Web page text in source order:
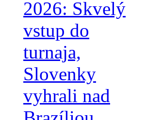
2026: Skvelý
vstup do
turnaja,
Slovenky
vyhrali nad